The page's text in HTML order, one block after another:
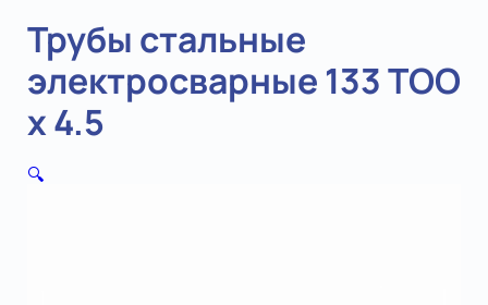
Трубы стальные
электросварные 133 ТОО
х 4.5
🔍